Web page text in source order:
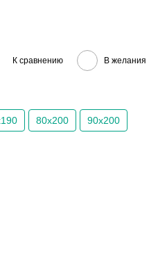
К сравнению В желания
80х200 90х200